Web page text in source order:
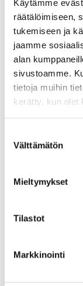
Käytämme
räätälöimiseen,
tukemiseen ja
jaamme
alan
sivustoamme.
tietoja muihin
kerätty, kun olet
valinta
Välttämätön
Mieltymykset
Tilastot
Markkinointi
Sirpa
044 7301 522
Laki